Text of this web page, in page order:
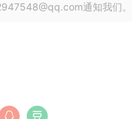
通知我们